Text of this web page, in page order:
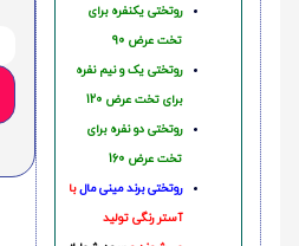
روتختی یکنفره برای
تخت عرض 90
روتختی یک و نیم نفره
برای تخت عرض 120
روتختی دو نفره برای
تخت عرض 160
روتختی‌ برند مینی مالبا
آستر رنگی تولید